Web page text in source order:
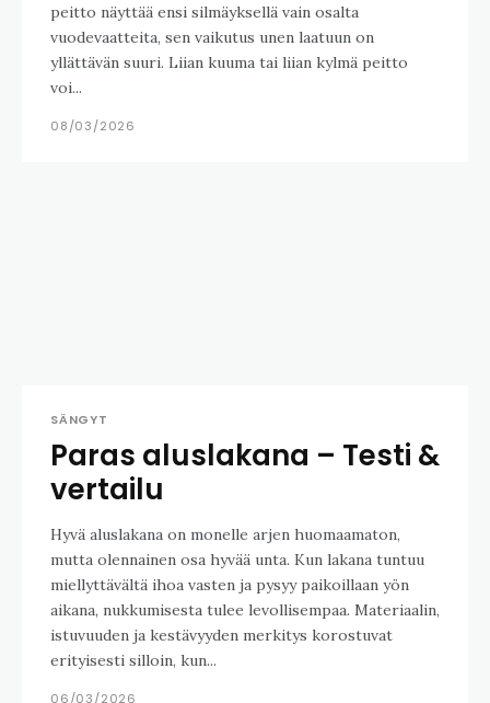
peitto näyttää ensi silmäyksellä vain osalta
vuodevaatteita, sen vaikutus unen laatuun on
yllättävän suuri. Liian kuuma tai liian kylmä peitto
voi...
08/03/2026
SÄNGYT
Paras aluslakana – Testi &
vertailu
Hyvä aluslakana on monelle arjen huomaamaton,
mutta olennainen osa hyvää unta. Kun lakana tuntuu
miellyttävältä ihoa vasten ja pysyy paikoillaan yön
aikana, nukkumisesta tulee levollisempaa. Materiaalin,
istuvuuden ja kestävyyden merkitys korostuvat
erityisesti silloin, kun...
06/03/2026